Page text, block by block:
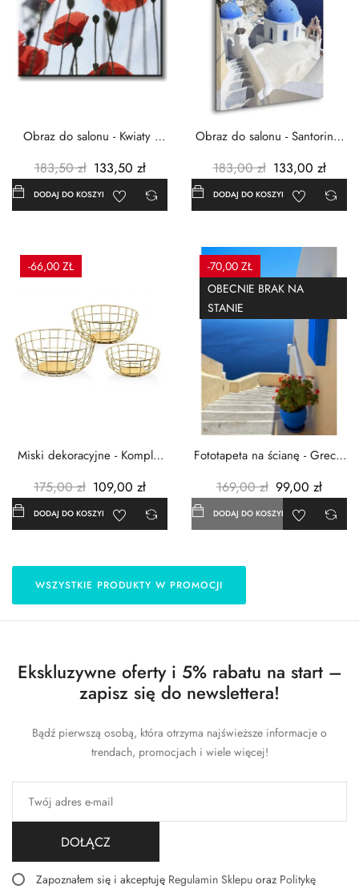
Obraz do salonu - Kwiaty -
183,50 zł 133,50 zł
DODAJ DO KOSZYKA
Obraz do salonu - Santorini -
183,00 zł 133,00 zł
DODAJ DO KOSZYKA
-66,00 ZŁ
Miski dekoracyjne - Komplet
175,00 zł 109,00 zł
DODAJ DO KOSZYKA
-70,00 ZŁ
OBECNIE BRAK NA
STANIE
Fototapeta na ścianę - Grecja
169,00 zł 99,00 zł
DODAJ DO KOSZYKA
WSZYSTKIE PRODUKTY W PROMOCJI
Ekskluzywne oferty i 5% rabatu na start –
zapisz się do newslettera!
Bądź pierwszą osobą, która otrzyma najświeższe informacje o
trendach, promocjach i wiele więcej!
DOŁĄCZ
Zapoznałem się i akceptuję Regulamin Sklepu oraz Politykę